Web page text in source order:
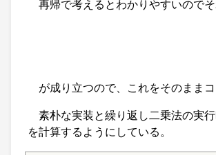
再帰で考えるとわかりやすいのでそ
が成り立つので、これをそのままコ
素朴な実装と繰り返し二乗法の実
を計算するようにしている。